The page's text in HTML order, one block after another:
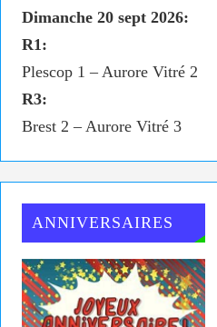
Dimanche 20 sept 2026:
R1:
Plescop 1 – Aurore Vitré 2
R3:
Brest 2 – Aurore Vitré 3
ANNIVERSAIRES